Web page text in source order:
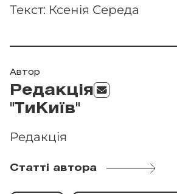
Текст: Ксенія Середа
Автор
Редакція
"ТиКиїв"
Редакція
Статті автора